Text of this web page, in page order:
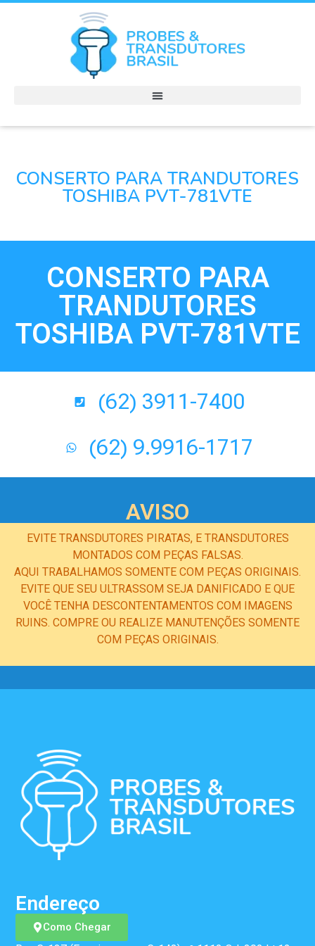
CONSERTO PARA TRANDUTORES
TOSHIBA PVT-781VTE
CONSERTO PARA
TRANDUTORES
TOSHIBA PVT-781VTE
(62) 3911-7400
(62) 9.9916-1717
AVISO
EVITE TRANSDUTORES PIRATAS, E TRANSDUTORES
MONTADOS COM PEÇAS FALSAS.
AQUI TRABALHAMOS SOMENTE COM PEÇAS ORIGINAIS.
EVITE QUE SEU ULTRASSOM SEJA DANIFICADO E QUE
VOCÊ TENHA DESCONTENTAMENTOS COM IMAGENS
RUINS. COMPRE OU REALIZE MANUTENÇÕES SOMENTE
COM PEÇAS ORIGINAIS.
Como Chegar
Endereço